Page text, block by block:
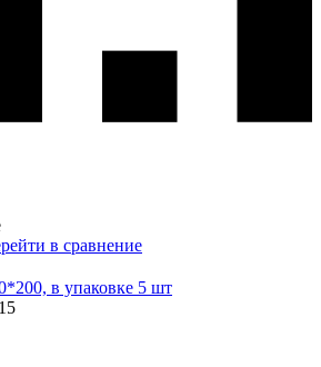
в сравнение
в упаковке 5 шт